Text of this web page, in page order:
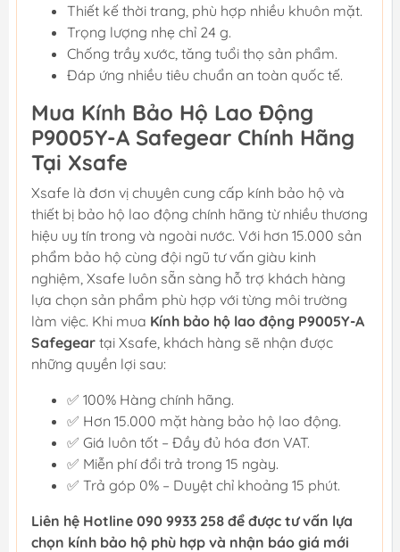
Thiết kế thời trang, phù hợp nhiều khuôn mặt.
Trọng lượng nhẹ chỉ 24 g.
Chống trầy xước, tăng tuổi thọ sản phẩm.
Đáp ứng nhiều tiêu chuẩn an toàn quốc tế.
Mua Kính Bảo Hộ Lao Động
P9005Y-A Safegear Chính Hãng
Tại Xsafe
Xsafe là đơn vị chuyên cung cấp kính bảo hộ và
thiết bị bảo hộ lao động chính hãng từ nhiều thương
hiệu uy tín trong và ngoài nước. Với hơn 15.000 sản
phẩm bảo hộ cùng đội ngũ tư vấn giàu kinh
nghiệm, Xsafe luôn sẵn sàng hỗ trợ khách hàng
lựa chọn sản phẩm phù hợp với từng môi trường
làm việc. Khi mua Kính bảo hộ lao động P9005Y-A
Safegear tại Xsafe, khách hàng sẽ nhận được
những quyền lợi sau:
✅ 100% Hàng chính hãng.
✅ Hơn 15.000 mặt hàng bảo hộ lao động.
✅ Giá luôn tốt – Đầy đủ hóa đơn VAT.
✅ Miễn phí đổi trả trong 15 ngày.
✅ Trả góp 0% – Duyệt chỉ khoảng 15 phút.
Liên hệ Hotline 090 9933 258 để được tư vấn lựa
chọn kính bảo hộ phù hợp và nhận báo giá mới